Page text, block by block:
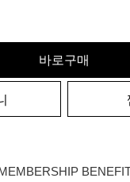
바로구매